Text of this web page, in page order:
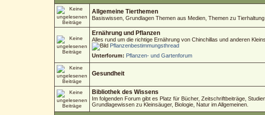
Allgemeine Tierthemen
Basiswissen, Grundlagen Themen aus Medien, Themen zu
Ernährung und Pflanzen
Alles rund um die richtige Ernährung von Chinchillas und anderen
Pflanzenbestimmungsthread
Unterforum: Pflanzen- und Gartenforum
Gesundheit
Bibliothek des Wissens
Im folgenden Forum gibt es Platz für Bücher, Zeitschriftbeiträge,
Grundlagewissen zu Kleinsäuger, Biologie, Natur im Allgemeinen.